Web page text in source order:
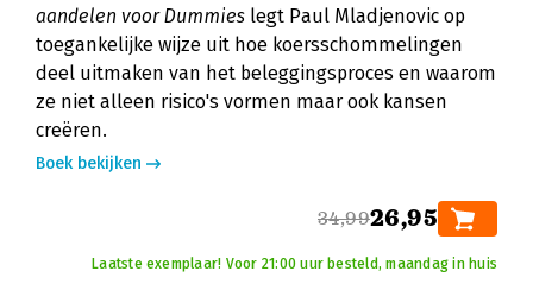
aandelen voor Dummies legt Paul Mladjenovic op
toegankelijke wijze uit hoe koersschommelingen
deel uitmaken van het beleggingsproces en waarom
ze niet alleen risico's vormen maar ook kansen
creëren.
Boek bekijken
34,9926,95
Laatste exemplaar! Voor 21:00 uur besteld, maandag in huis